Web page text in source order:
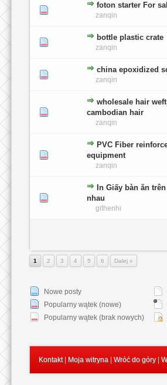
foton starter For
zanqin
0 głosów - średnia ocena: 0 na 5 gwiazdek
1234 5
bottle plastic crate
zanqin
0 głosów - średnia ocena: 0 na 5 gwiazdek
12345
china epoxidized
zanqin
0 głosów - średnia ocena: 0 na 5 gwiazdek
12345
wholesale hair
cambodian hair
zanqin
0 głosów - średnia ocena: 0 na 5 gwiazdek
12345
PVC Fiber
equipment
zanqin
0 głosów - średnia ocena: 0 na 5 gwiazdek
12345
In Giấy bàn ăn
nhau
githenhi
0 głosów - średnia ocena: 0 na 5 gwiazdek
12
1 2 3 4 5 6 Dalej »
Nowe posty
Popularny wątek (nowe)
Popularny wątek (brak nowych)
Kontakt| Moja witryna Wróć do góry|